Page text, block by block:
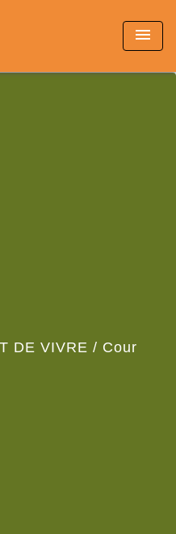
menu
DE VIVRE / Cour